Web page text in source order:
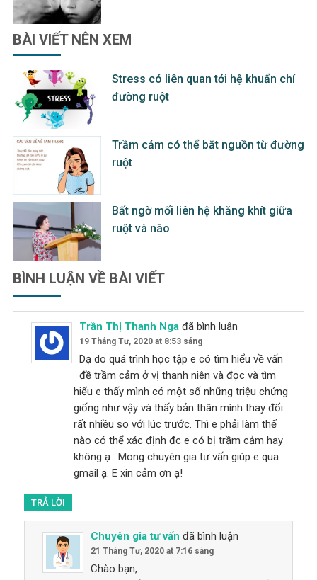
BÀI VIẾT NÊN XEM
Stress có liên quan tới hệ khuẩn chí
đường ruột
Trầm cảm có thể bắt nguồn từ đường
ruột
Bất ngờ mối liên hệ khăng khít giữa
ruột và não
BÌNH LUẬN VỀ BÀI VIẾT
Trần Thị Thanh Nga đã bình luận
19 Tháng Tư, 2020 at 8:53 sáng
Dạ do quá trình học tập e có tìm hiểu về vấn
đề trầm cảm ở vị thanh niên và đọc và tìm
hiểu e thấy mình có một số những triệu chứng
giống như vậy và thấy bản thân mình thay đổi
rất nhiều so với lúc trước. Thì e phải làm thế
nào có thể xác định đc e có bị trầm cảm hay
không ạ . Mong chuyên gia tư vấn giúp e qua
gmail ạ. E xin cảm ơn ạ!
TRẢ LỜI
Chuyên gia tư vấn đã bình luận
21 Tháng Tư, 2020 at 7:16 sáng
Chào bạn,